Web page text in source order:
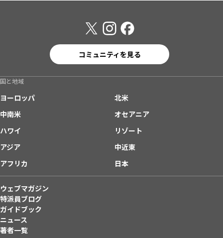
コミュニティを見る
国と地域
ヨーロッパ
北米
中南米
オセアニア
ハワイ
リゾート
アジア
中近東
アフリカ
日本
ウェブマガジン
特派員ブログ
ガイドブック
ニュース
著者一覧